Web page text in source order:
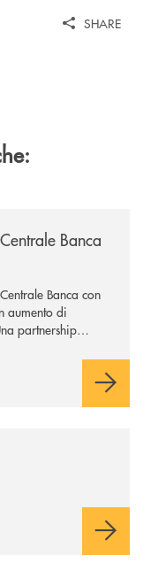
SHARE
Banca
Banca con
aumento di
partnership
l’offerta e